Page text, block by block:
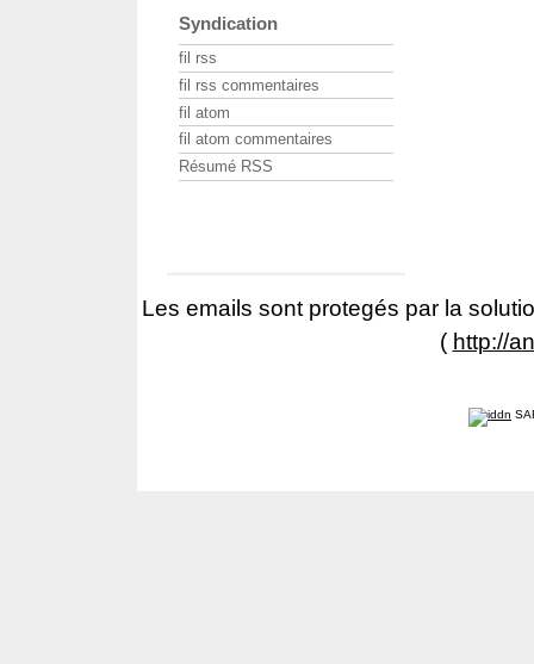
Syndication
fil rss
fil rss commentaires
fil atom
fil atom commentaires
Résumé RSS
Les emails sont protegés par la
( http://